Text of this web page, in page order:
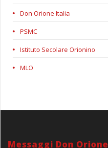
Don Orione Italia
PSMC
Istituto Secolare Orionino
MLO
Messaggi Don Orione